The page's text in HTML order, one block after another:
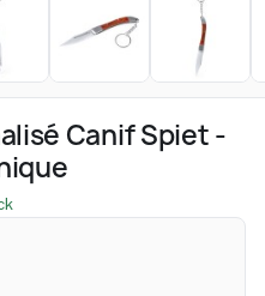
Canif Spiet -